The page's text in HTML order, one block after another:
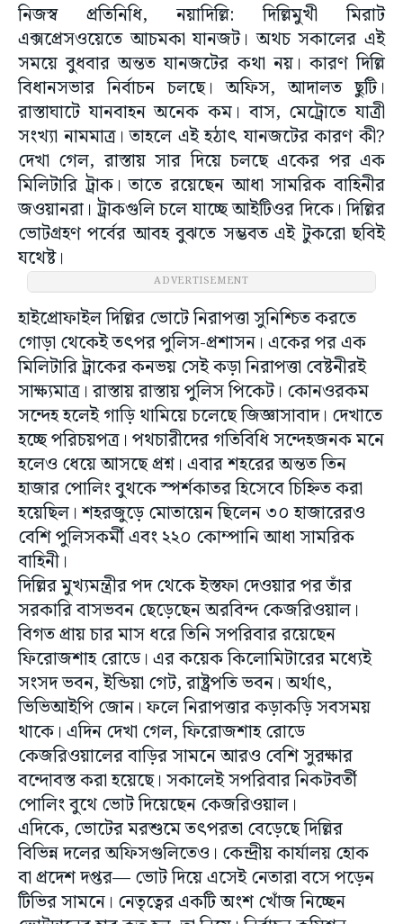
নিজস্ব প্রতিনিধি, নয়াদিল্লি: দিল্লিমুখী মিরাট
এক্সপ্রেসওয়েতে আচমকা যানজট। অথচ সকালের এই
সময়ে বুধবার অন্তত যানজটের কথা নয়। কারণ দিল্লি
বিধানসভার নির্বাচন চলছে। অফিস, আদালত ছুটি।
রাস্তাঘাটে যানবাহন অনেক কম। বাস, মেট্রোতে যাত্রী
সংখ্যা নামমাত্র। তাহলে এই হঠাৎ যানজটের কারণ কী?
দেখা গেল, রাস্তায় সার দিয়ে চলছে একের পর এক
মিলিটারি ট্রাক। তাতে রয়েছেন আধা সামরিক বাহিনীর
জওয়ানরা। ট্রাকগুলি চলে যাচ্ছে আইটিওর দিকে। দিল্লির
ভোটগ্রহণ পর্বের আবহ বুঝতে সম্ভবত এই টুকরো ছবিই
যথেষ্ট।
ADVERTISEMENT
হাইপ্রোফাইল দিল্লির ভোটে নিরাপত্তা সুনিশ্চিত করতে
গোড়া থেকেই তৎপর পুলিস-প্রশাসন। একের পর এক
মিলিটারি ট্রাকের কনভয় সেই কড়া নিরাপত্তা বেষ্টনীরই
সাক্ষ্যমাত্র। রাস্তায় রাস্তায় পুলিস পিকেট। কোনওরকম
সন্দেহ হলেই গাড়ি থামিয়ে চলেছে জিজ্ঞাসাবাদ। দেখাতে
হচ্ছে পরিচয়পত্র। পথচারীদের গতিবিধি সন্দেহজনক মনে
হলেও ধেয়ে আসছে প্রশ্ন। এবার শহরের অন্তত তিন
হাজার পোলিং বুথকে স্পর্শকাতর হিসেবে চিহ্নিত করা
হয়েছিল। শহরজুড়ে মোতায়েন ছিলেন ৩০ হাজারেরও
বেশি পুলিসকর্মী এবং ২২০ কোম্পানি আধা সামরিক
বাহিনী।
দিল্লির মুখ্যমন্ত্রীর পদ থেকে ইস্তফা দেওয়ার পর তাঁর
সরকারি বাসভবন ছেড়েছেন অরবিন্দ কেজরিওয়াল।
বিগত প্রায় চার মাস ধরে তিনি সপরিবার রয়েছেন
ফিরোজশাহ রোডে। এর কয়েক কিলোমিটারের মধ্যেই
সংসদ ভবন, ইন্ডিয়া গেট, রাষ্ট্রপতি ভবন। অর্থাৎ,
ভিভিআইপি জোন। ফলে নিরাপত্তার কড়াকড়ি সবসময়
থাকে। এদিন দেখা গেল, ফিরোজশাহ রোডে
কেজরিওয়ালের বাড়ির সামনে আরও বেশি সুরক্ষার
বন্দোবস্ত করা হয়েছে। সকালেই সপরিবার নিকটবর্তী
পোলিং বুথে ভোট দিয়েছেন কেজরিওয়াল।
এদিকে, ভোটের মরশুমে তৎপরতা বেড়েছে দিল্লির
বিভিন্ন দলের অফিসগুলিতেও। কেন্দ্রীয় কার্যালয় হোক
বা প্রদেশ দপ্তর— ভোট দিয়ে এসেই নেতারা বসে পড়েন
টিভির সামনে। নেতৃত্বের একটি অংশ খোঁজ নিচ্ছেন